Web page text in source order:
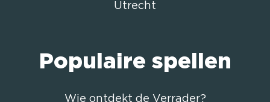
Utrecht
Populaire spellen
Wie ontdekt de Verrader?